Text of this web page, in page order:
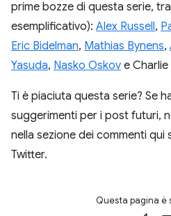
prime bozze di questa serie,
esemplificativo): Alex Russell,
Eric Bidelman, Mathias Bynens,
Yasuda, Nasko Oskov e Charlie
Ti è piaciuta questa serie? Se
suggerimenti per i post futuri,
nella sezione dei commenti qui
Twitter.
Questa pagina è